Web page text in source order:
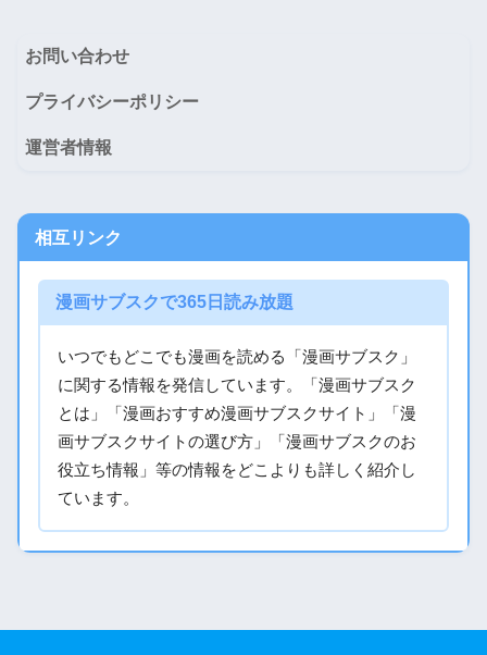
お問い合わせ
プライバシーポリシー
運営者情報
相互リンク
漫画サブスクで365日読み放題
いつでもどこでも漫画を読める「漫画サブスク」
に関する情報を発信しています。「漫画サブスク
とは」「漫画おすすめ漫画サブスクサイト」「漫
画サブスクサイトの選び方」「漫画サブスクのお
役立ち情報」等の情報をどこよりも詳しく紹介し
ています。